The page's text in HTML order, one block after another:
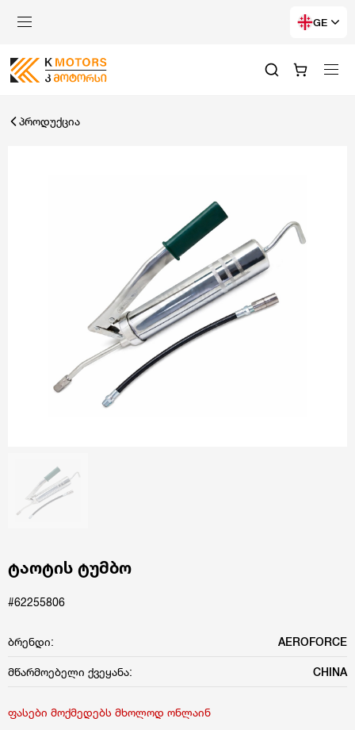
GE
პროდუქცია
ტაოტის ტუმბო
#62255806
ბრენდი: AEROFORCE
მწარმოებელი ქვეყანა: CHINA
ფასები მოქმედებს მხოლოდ ონლაინ